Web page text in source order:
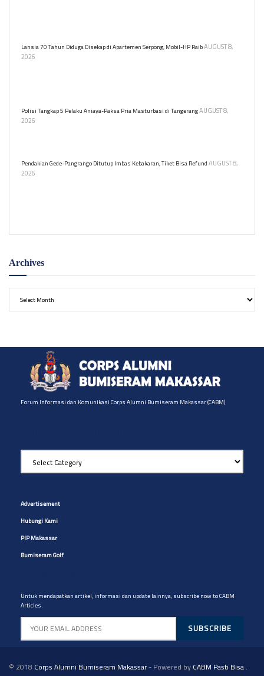
Lansia 70 Tahun Diduga Disekap di Apartemen Serpong, Mobil-HP RaibAUGUST 8,
2026
Polisi Tangkap 5 Pelaku Aniaya-Paksa Pria Masturbasi di TangerangAUGUST 8,
2026
Pendakian Gede-Pangrango Ditutup Imbas Kebakaran, Tiket Bisa RefundAUGUST 8,
2026
Archives
Archives
Forum Informasi dan Komunikasi Corps Alumni Bumiseram Makassar (CABM)
Pilih
Artikel
yg
Advertisement
Hubungi Kami
PIP Makassar
Bumiseram Golf
Untuk mendapatkan artikel, informasi dan update lainnya, subscribe now to CABM
Articles.
© 2018 Corps Alumni Bumiseram Makassar- Powered byCABM Pasti Bisa.